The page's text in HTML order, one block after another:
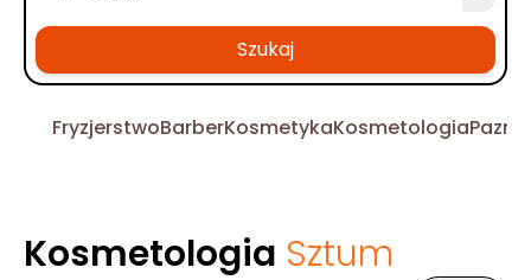
Szukaj
FryzjerstwoBarberKosmetykaKosmetologia
Kosmetologia Sztum